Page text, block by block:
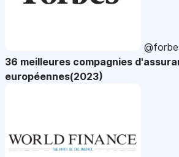
36 meilleures compagnies
européennes(2023)